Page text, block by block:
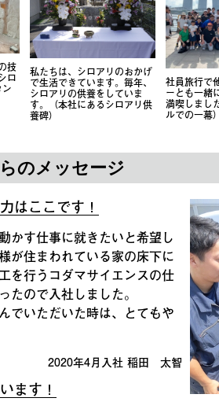
技
ロ 私たちは、シロアリのおかげ
で生活できています。毎年、
シロアリの供養をしていま
す。（本社にあるシロアリ供
養碑）
社員旅行で
ーとも一緒
満喫しまし
ルでの一幕）
のメッセージ
はここです！
かす仕事に就きたいと希望し
が住まわれている家の床下に
を行うコダマサイエンスの仕
たので入社しました。
でいただいた時は、とてもや
2020年4月入社 稲田 太智
ます！